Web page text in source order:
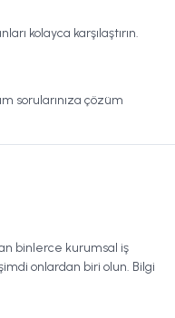
kolayca karşılaştırın.
sorularınıza çözüm
binlerce kurumsal iş
onlardan biri olun. Bilgi